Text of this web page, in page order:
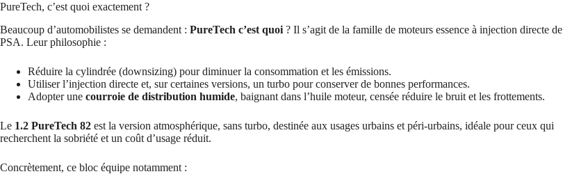
PureTech, c’est quoi exactement ?
Beaucoup d’automobilistes se demandent : PureTech c’est quoi ? Il s’agit de la famille de moteurs essence à injection directe de
PSA. Leur philosophie :
Réduire la cylindrée (downsizing) pour diminuer la consommation et les émissions.
Utiliser l’injection directe et, sur certaines versions, un turbo pour conserver de bonnes performances.
Adopter une courroie de distribution humide, baignant dans l’huile moteur, censée réduire le bruit et les frottements.
Le 1.2 PureTech 82 est la version atmosphérique, sans turbo, destinée aux usages urbains et péri-urbains, idéale pour ceux qui
recherchent la sobriété et un coût d’usage réduit.
Concrètement, ce bloc équipe notamment :